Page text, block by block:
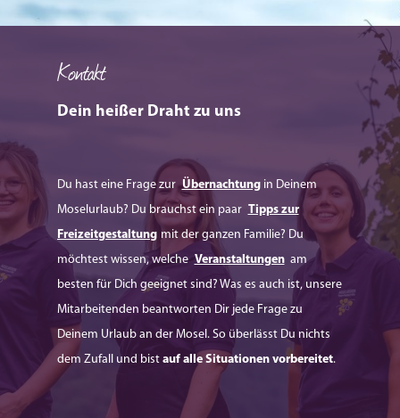
Kontakt
Dein heißer Draht zu uns
Du hast eine Frage zur Übernachtung in Deinem
Moselurlaub? Du brauchst ein paar Tipps zur
Freizeitgestaltung mit der ganzen Familie? Du
möchtest wissen, welche Veranstaltungen am
besten für Dich geeignet sind? Was es auch ist, unsere
Mitarbeitenden beantworten Dir jede Frage zu
Deinem Urlaub an der Mosel. So überlässt Du nichts
dem Zufall und bist auf alle Situationen vorbereitet.